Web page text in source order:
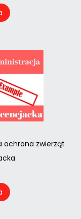
ochrona zwierząt